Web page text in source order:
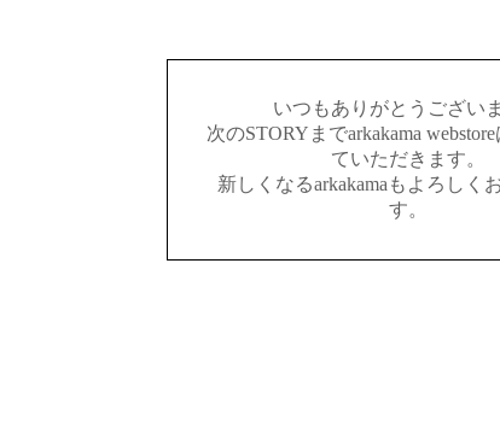
いつもありがとうござい
次のSTORYまでarkakama
ていただきます。
新しくなるarkakamaもよろしく
す。